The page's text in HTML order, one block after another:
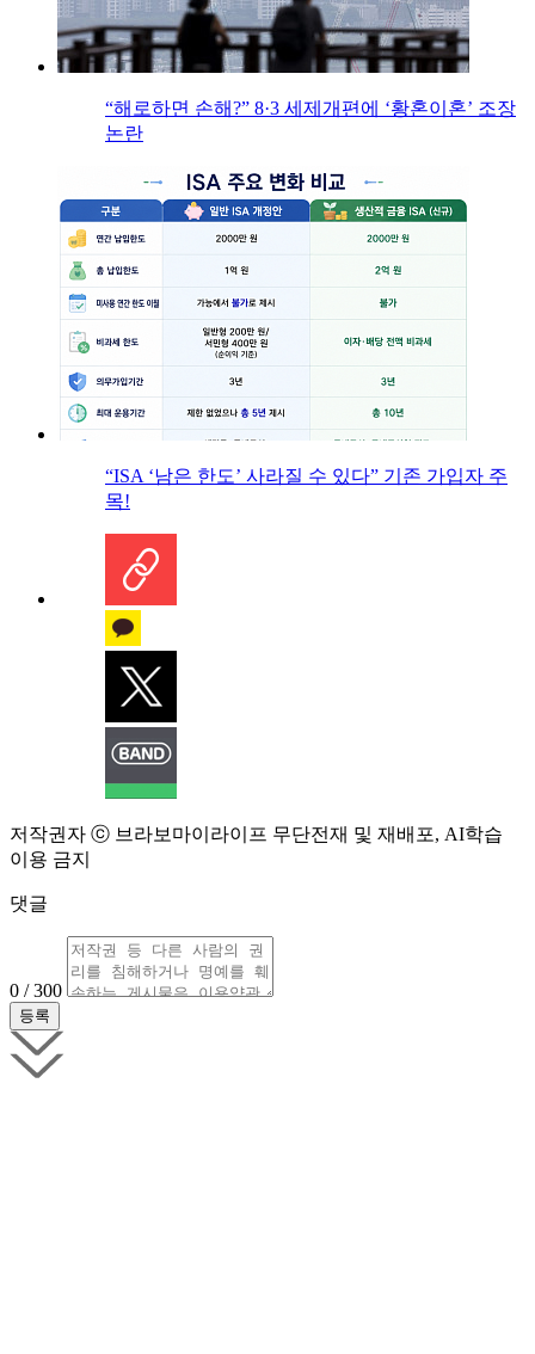
“해로하면 손해?” 8·3 세제개편에 ‘황혼이혼’ 조장
논란
“ISA ‘남은 한도’ 사라질 수 있다” 기존 가입자 주
목!
저작권자 ⓒ 브라보마이라이프 무단전재 및 재배포, AI학습
이용 금지
댓글
0 / 300